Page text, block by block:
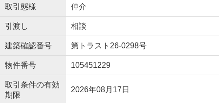
取引態様 仲介
引渡し 相談
建築確認番号 第トラスト26-0298号
物件番号 105451229
取引条件の有効
期限
2026年08月17日